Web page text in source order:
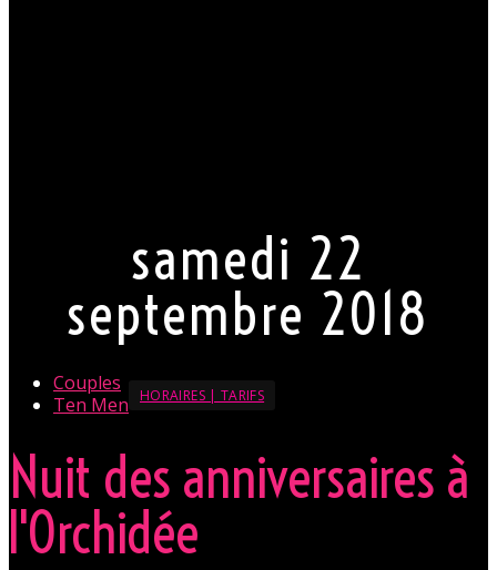
samedi 22
septembre 2018
Couples
Ten Men
HORAIRES | TARIFS
Nuit des anniversaires à
l'Orchidée